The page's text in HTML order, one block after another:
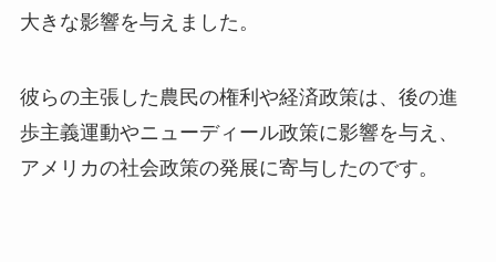
大きな影響を与えました。
彼らの主張した農民の権利や経済政策は、後の進
歩主義運動やニューディール政策に影響を与え、
アメリカの社会政策の発展に寄与したのです。